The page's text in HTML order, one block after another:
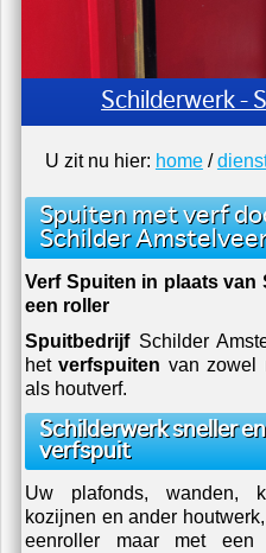
Schilderwerk -
U zit nu hier: home/
Spuiten met verf
Schilder
Verf Spuiten in plaats van
een roller
Spuitbedrijf Schilder
hetverfspuiten van zowel
als houtverf.
Schilderwerk sneller
verfspuit
Uw plafonds, wanden,
kozijnen en ander
eenroller maar met